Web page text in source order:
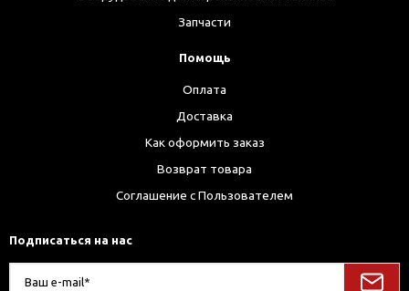
Запчасти
Помощь
Оплата
Доставка
Как оформить заказ
Возврат товара
Соглашение с Пользователем
Подписаться на нас